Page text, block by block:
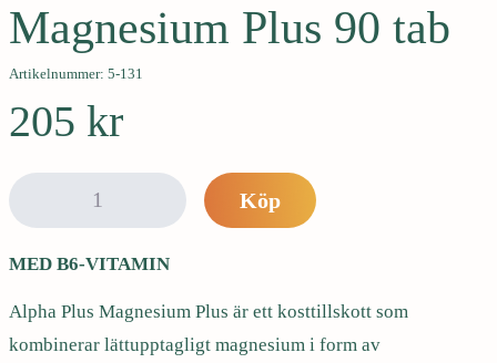
Magnesium Plus 90 tab
Artikelnummer: 5-131
205 kr
M
a
n
s
i
Köp
MED B6-VITAMIN
Alpha Plus Magnesium Plus är ett kosttillskott som
kombinerar lättupptagligt magnesium i form av